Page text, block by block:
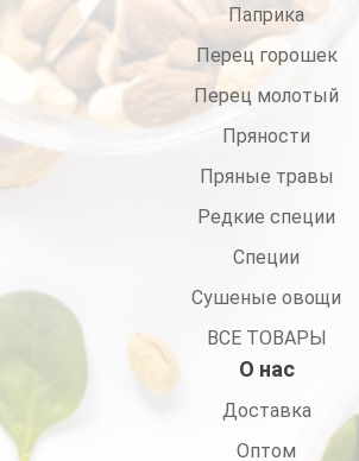
Паприка
Перец горошек
Перец молотый
Пряности
Пряные травы
Редкие специи
Специи
Сушеные овощи
ВСЕ ТОВАРЫ
О нас
Доставка
Оптом